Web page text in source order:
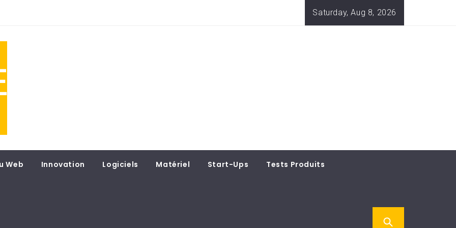
Saturday, Aug 8, 2026
Web Innovation Logiciels Matériel Start-Ups Tests Produits